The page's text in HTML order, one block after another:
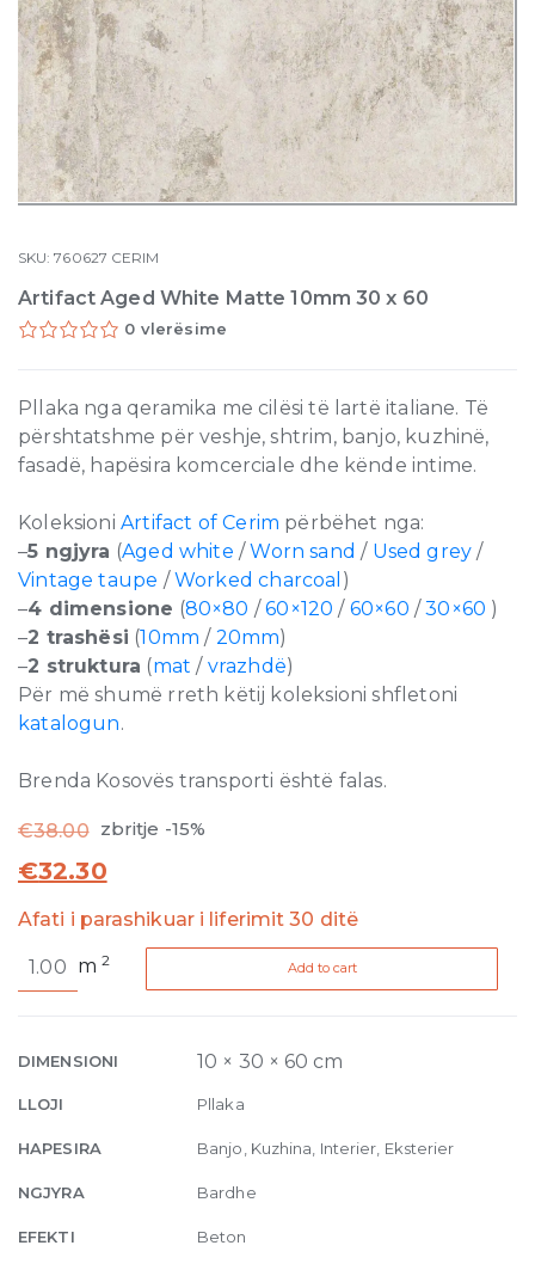
SKU:760627 CERIM
Artifact Aged White Matte 10mm 30 x 60
0 vlerësime
Pllaka nga qeramika me cilësi të lartë italiane. Të
përshtatshme për veshje, shtrim, banjo, kuzhinë,
fasadë, hapësira komcerciale dhe kënde intime.
Koleksioni Artifact of Cerim përbëhet nga:
–5 ngjyra (Aged white /Worn sand / Used grey /
Vintage taupe /Worked charcoal )
–4 dimensione (80×80 /60×120/ 60×60 /30×60 )
–2 trashësi (10mm / 20mm)
–2 struktura (mat / vrazhdë)
Për më shumë rreth këtij koleksioni shfletoni
katalogun.
Brenda Kosovës transporti është falas.
€38.00 zbritje -15%
€32.30
Afati i parashikuar i liferimit 30 ditë
Aged
10mm
x
60
m2 Add to cart
DIMENSIONI 10 × 30 × 60 cm
LLOJI Pllaka
HAPESIRA Banjo, Kuzhina, Interier, Eksterier
NGJYRA Bardhe
EFEKTI Beton